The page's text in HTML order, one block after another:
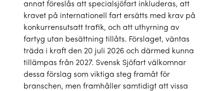
annat föreslås att specialsjöfart inkluderas, att
kravet på internationell fart ersätts med krav på
konkurrensutsatt trafik, och att uthyrning av
fartyg utan besättning tillåts. Förslaget, väntas
träda i kraft den 20 juli 2026 och därmed kunna
tillämpas från 2027. Svensk Sjöfart välkomnar
dessa förslag som viktiga steg framåt för
branschen, men framhåller samtidigt att vissa